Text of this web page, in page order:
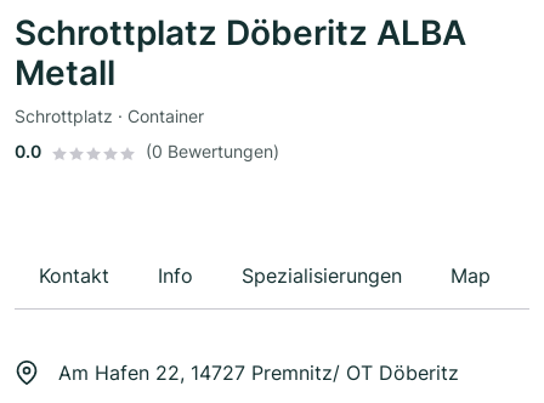
Schrottplatz Döberitz ALBA
Metall
Schrottplatz · Container
0.0
(0 Bewertungen)
Kontakt Info Spezialisierungen Map
Am Hafen 22, 14727 Premnitz/ OT Döberitz